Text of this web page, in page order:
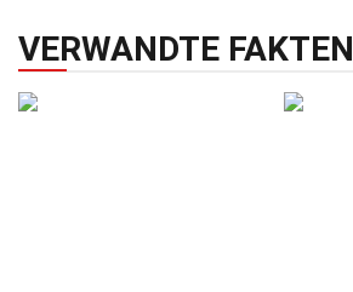
VERWANDTE FAKTEN